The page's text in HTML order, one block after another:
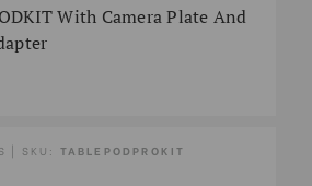
With Camera Plate And
| SKU: TABLEPODPROKIT